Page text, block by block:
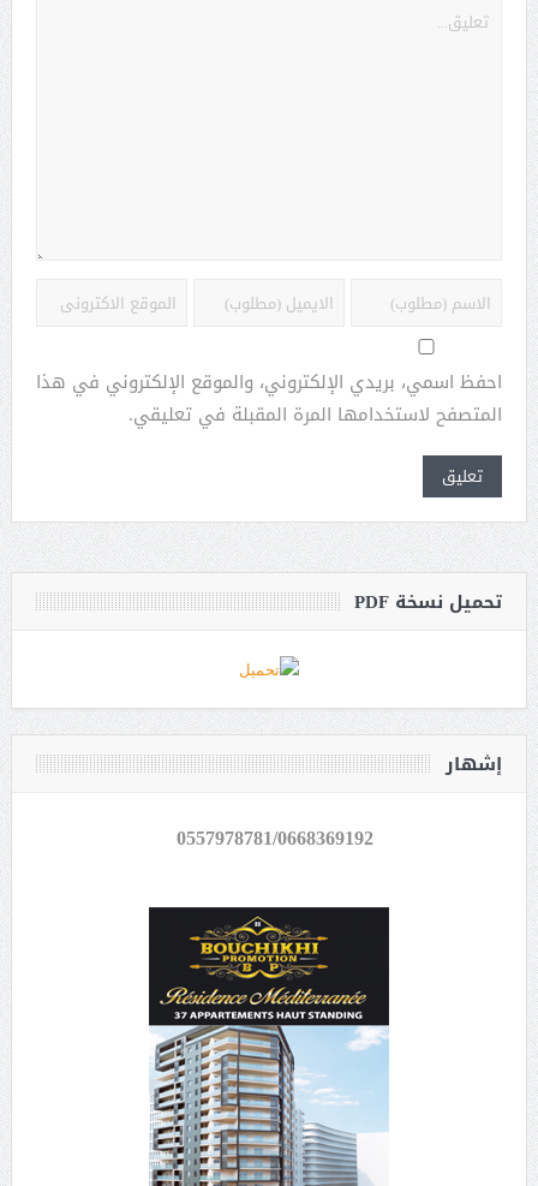
احفظ اسمي، بريدي الإلكتروني، والموقع الإلكتروني في هذا
المتصفح لاستخدامها المرة المقبلة في تعليقي.
تحميل نسخة PDF
إشهار
0557978781/0668369192